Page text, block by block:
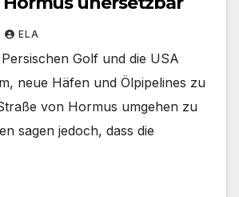
ELA
Golf und die USA
neue Häfen und Ölpipelines zu
von Hormus umgehen zu
sagen jedoch, dass die